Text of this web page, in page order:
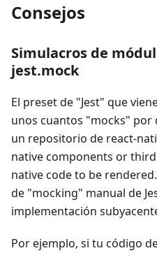
Consejos
Simulacros de
jest.mock
El preset de "Jest" que
unos cuantos "mocks" por
un repositorio de react-
native components or
native code to be
de "mocking" manual de
implementación
Por ejemplo, si tu código